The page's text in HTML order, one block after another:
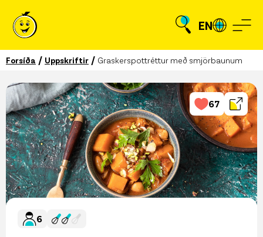
EN
Forsíða / Uppskriftir / Graskerspottréttur með smjörbaunum
67
6